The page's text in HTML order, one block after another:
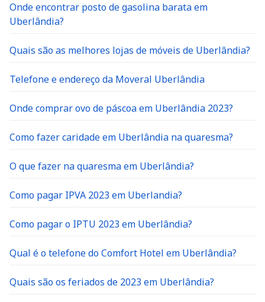
Onde encontrar posto de gasolina barata em
Uberlândia?
Quais são as melhores lojas de móveis de Uberlândia?
Telefone e endereço da Moveral Uberlândia
Onde comprar ovo de páscoa em Uberlândia 2023?
Como fazer caridade em Uberlândia na quaresma?
O que fazer na quaresma em Uberlândia?
Como pagar IPVA 2023 em Uberlandia?
Como pagar o IPTU 2023 em Uberlândia?
Qual é o telefone do Comfort Hotel em Uberlândia?
Quais são os feriados de 2023 em Uberlândia?